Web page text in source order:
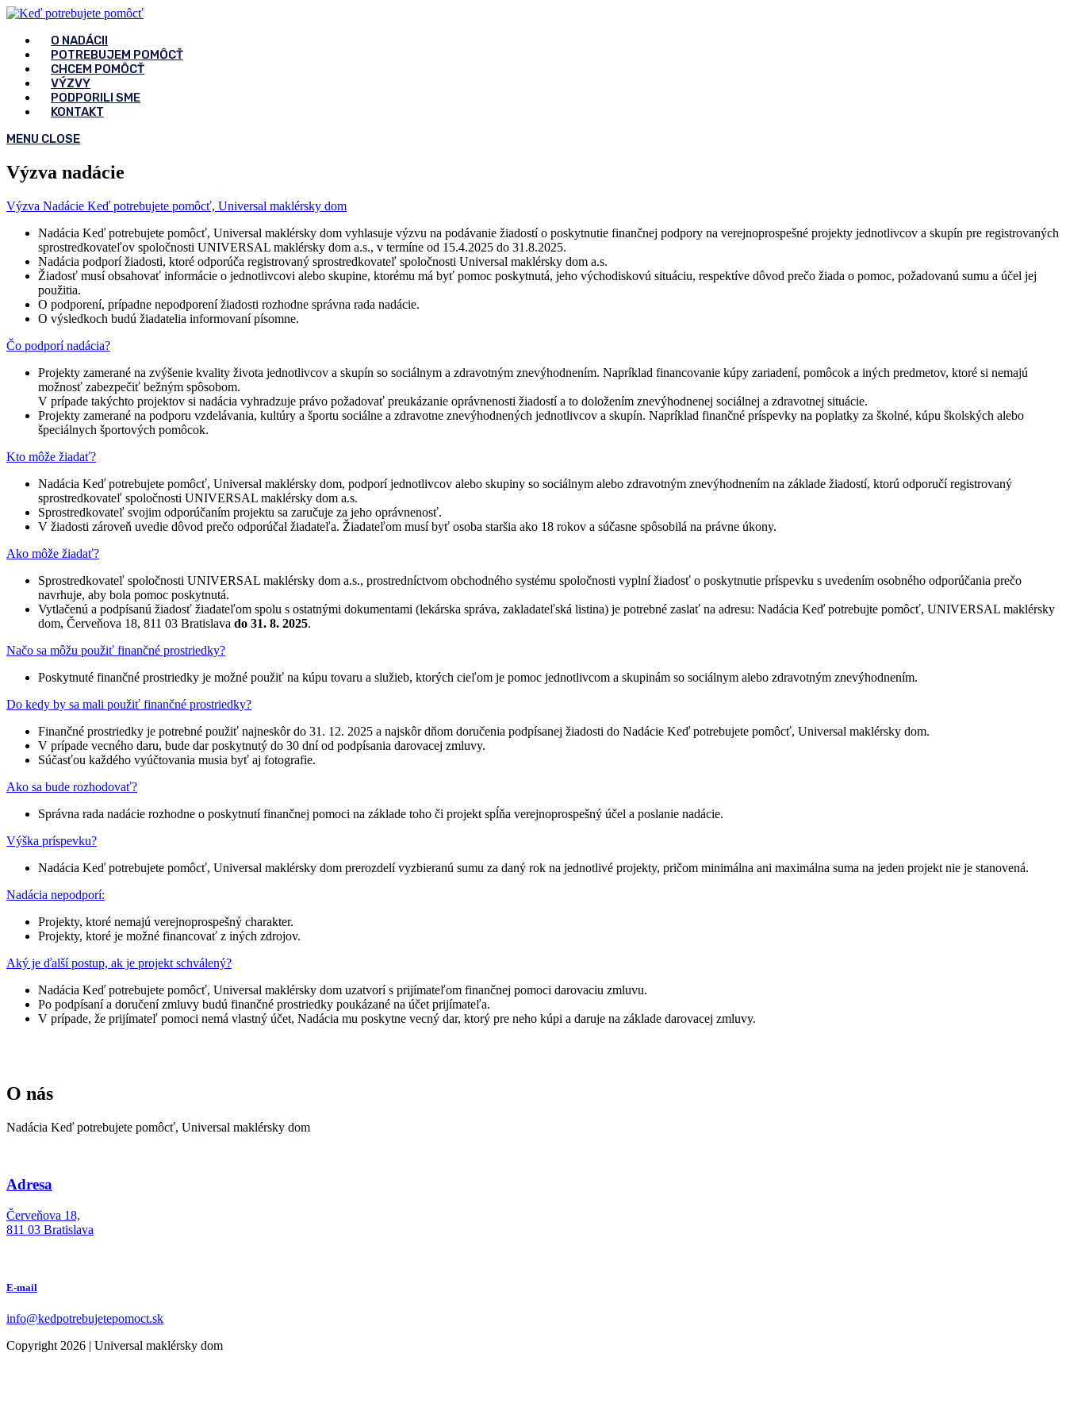
Skip
content
O NADÁCII
POTREBUJEM POMÔCŤ
CHCEM POMÔCŤ
VÝZVY
PODPORILI SME
KONTAKT
MENU CLOSE
Výzva nadácie
Výzva Nadácie Keď potrebujete pomôcť, Universal maklérsky dom
Nadácia Keď potrebujete pomôcť, Universal maklérsky dom vyhlasuje výzvu na podávanie žiadostí o poskytnutie finančnej podpory na verejnoprospešné projekty jednotlivcov a skupín pre registrovaných
sprostredkovateľov spoločnosti UNIVERSAL maklérsky dom a.s., v termíne od 15.4.2025 do 31.8.2025.
Nadácia podporí žiadosti, ktoré odporúča registrovaný sprostredkovateľ spoločnosti Universal maklérsky dom a.s.
Žiadosť musí obsahovať informácie o jednotlivcovi alebo skupine, ktorému má byť pomoc poskytnutá, jeho východiskovú situáciu, respektíve dôvod prečo žiada o pomoc, požadovanú sumu a účel jej
použitia.
O podporení, prípadne nepodporení žiadosti rozhodne správna rada nadácie.
O výsledkoch budú žiadatelia informovaní písomne.
Čo podporí nadácia?
Projekty zamerané na zvýšenie kvality života jednotlivcov a skupín so sociálnym a zdravotným znevýhodnením. Napríklad financovanie kúpy zariadení, pomôcok a iných predmetov, ktoré si nemajú
možnosť zabezpečiť bežným spôsobom.
V prípade takýchto projektov si nadácia vyhradzuje právo požadovať preukázanie oprávnenosti žiadostí a to doložením znevýhodnenej sociálnej a zdravotnej situácie.
Projekty zamerané na podporu vzdelávania, kultúry a športu sociálne a zdravotne znevýhodnených jednotlivcov a skupín. Napríklad finančné príspevky na poplatky za školné, kúpu školských alebo
špeciálnych športových pomôcok.
Kto môže žiadať?
Nadácia Keď potrebujete pomôcť, Universal maklérsky dom, podporí jednotlivcov alebo skupiny so sociálnym alebo zdravotným znevýhodnením na základe žiadostí, ktorú odporučí registrovaný
sprostredkovateľ spoločnosti UNIVERSAL maklérsky dom a.s.
Sprostredkovateľ svojim odporúčaním projektu sa zaručuje za jeho oprávnenosť.
V žiadosti zároveň uvedie dôvod prečo odporúčal žiadateľa. Žiadateľom musí byť osoba staršia ako 18 rokov a súčasne spôsobilá na právne úkony.
Ako môže žiadať?
Sprostredkovateľ spoločnosti UNIVERSAL maklérsky dom a.s., prostredníctvom obchodného systému spoločnosti vyplní žiadosť o poskytnutie príspevku s uvedením osobného odporúčania prečo
navrhuje, aby bola pomoc poskytnutá.
Vytlačenú a podpísanú žiadosť žiadateľom spolu s ostatnými dokumentami (lekárska správa, zakladateľská listina) je potrebné zaslať na adresu: Nadácia Keď potrebujte pomôcť, UNIVERSAL maklérsky
dom, Červeňova 18, 811 03 Bratislava do 31. 8. 2025.
Načo sa môžu použiť finančné prostriedky?
Poskytnuté finančné prostriedky je možné použiť na kúpu tovaru a služieb, ktorých cieľom je pomoc jednotlivcom a skupinám so sociálnym alebo zdravotným znevýhodnením.
Do kedy by sa mali použiť finančné prostriedky?
Finančné prostriedky je potrebné použiť najneskôr do 31. 12. 2025 a najskôr dňom doručenia podpísanej žiadosti do Nadácie Keď potrebujete pomôcť, Universal maklérsky dom.
V prípade vecného daru, bude dar poskytnutý do 30 dní od podpísania darovacej zmluvy.
Súčasťou každého vyúčtovania musia byť aj fotografie.
Ako sa bude rozhodovať?
Správna rada nadácie rozhodne o poskytnutí finančnej pomoci na základe toho či projekt spĺňa verejnoprospešný účel a poslanie nadácie.
Výška príspevku?
Nadácia Keď potrebujete pomôcť, Universal maklérsky dom prerozdelí vyzbieranú sumu za daný rok na jednotlivé projekty, pričom minimálna ani maximálna suma na jeden projekt nie je stanovená.
Nadácia nepodporí:
Projekty, ktoré nemajú verejnoprospešný charakter.
Projekty, ktoré je možné financovať z iných zdrojov.
Aký je ďalší postup, ak je projekt schválený?
Nadácia Keď potrebujete pomôcť, Universal maklérsky dom uzatvorí s prijímateľom finančnej pomoci darovaciu zmluvu.
Po podpísaní a doručení zmluvy budú finančné prostriedky poukázané na účet prijímateľa.
V prípade, že prijímateľ pomoci nemá vlastný účet, Nadácia mu poskytne vecný dar, ktorý pre neho kúpi a daruje na základe darovacej zmluvy.
O nás
Nadácia Keď potrebujete pomôcť, Universal maklérsky dom
Adresa
Červeňova 18,
811 03 Bratislava
E-mail
info@kedpotrebujetepomoct.sk
Copyright 2026 | Universal maklérsky dom